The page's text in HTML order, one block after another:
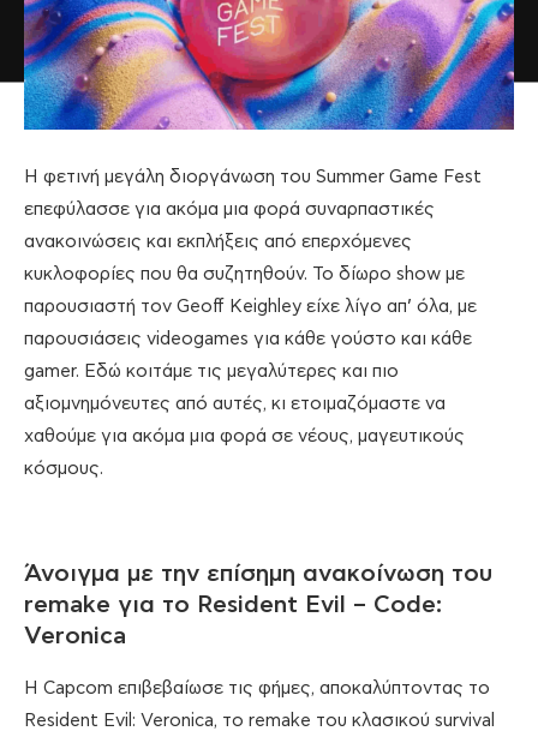
Η φετινή μεγάλη διοργάνωση του Summer Game Fest
επεφύλασσε για ακόμα μια φορά συναρπαστικές
ανακοινώσεις και εκπλήξεις από επερχόμενες
κυκλοφορίες που θα συζητηθούν. Το δίωρο show με
παρουσιαστή τον Geoff Keighley είχε λίγο απ’ όλα, με
παρουσιάσεις videogames για κάθε γούστο και κάθε
gamer. Εδώ κοιτάμε τις μεγαλύτερες και πιο
αξιομνημόνευτες από αυτές, κι ετοιμαζόμαστε να
χαθούμε για ακόμα μια φορά σε νέους, μαγευτικούς
κόσμους.
Άνοιγμα με την επίσημη ανακοίνωση του
remake για το Resident Evil – Code:
Veronica
Η Capcom επιβεβαίωσε τις φήμες, αποκαλύπτοντας το
Resident Evil: Veronica, το remake του κλασικού survival